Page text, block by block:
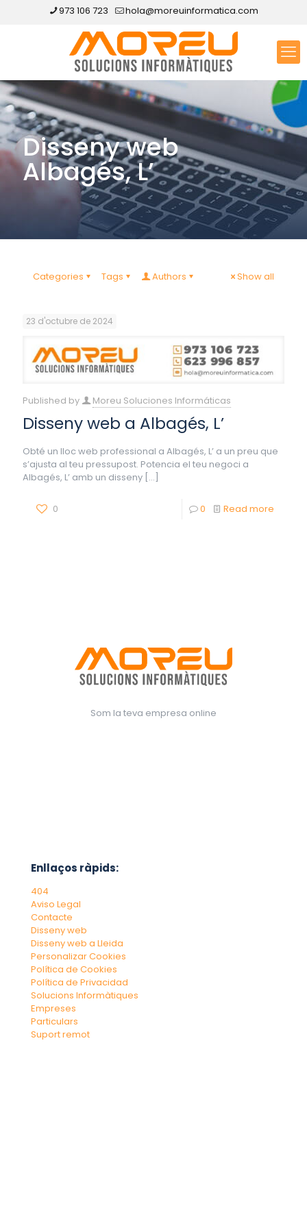
973 106 723 hola@moreuinformatica.com
Disseny web
Albagés, L’
Categories Tags Authors Show all
23 d'octubre de 2024
Published by Moreu Soluciones Informáticas
Disseny web a Albagés, L’
Obté un lloc web professional a Albagés, L’ a un preu que
s’ajusta al teu pressupost. Potencia el teu negoci a
Albagés, L’ amb un disseny […]
0 0 Read more
Som la teva empresa online
Enllaços ràpids:
404
Aviso Legal
Contacte
Disseny web
Disseny web a Lleida
Personalizar Cookies
Política de Cookies
Política de Privacidad
Solucions Informàtiques
Empreses
Particulars
Suport remot